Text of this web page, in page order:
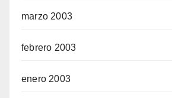
marzo 2003
febrero 2003
enero 2003